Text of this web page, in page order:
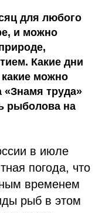
для любого
и можно
Какие дни
можно
«Знамя труда»
рыболова на
в июле
погода, что
временем
рыб в этом